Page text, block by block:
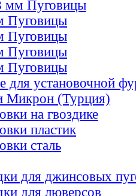
мм Пуговицы
Пуговицы
Пуговицы
Пуговицы
Пуговицы
для установочной
Микрон (Турция)
на гвоздике
пластик
сталь
для джинсовых
для люверсов